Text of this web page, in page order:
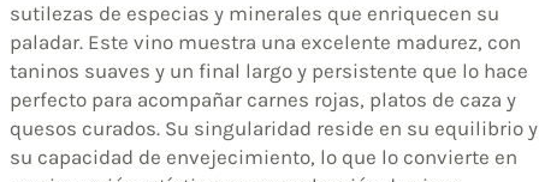
sutilezas de especias y minerales que enriquecen su
paladar. Este vino muestra una excelente madurez, con
taninos suaves y un final largo y persistente que lo hace
perfecto para acompañar carnes rojas, platos de caza y
quesos curados. Su singularidad reside en su equilibrio y
su capacidad de envejecimiento, lo que lo convierte en